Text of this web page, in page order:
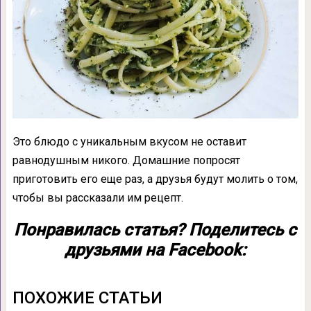
Это блюдо с уникальным вкусом не оставит
равнодушным никого. Домашние попросят
приготовить его еще раз, а друзья будут молить о том,
чтобы вы рассказали им рецепт.
Понравилась статья? Поделитесь с
друзьями на Facebook:
ПОХОЖИЕ СТАТЬИ